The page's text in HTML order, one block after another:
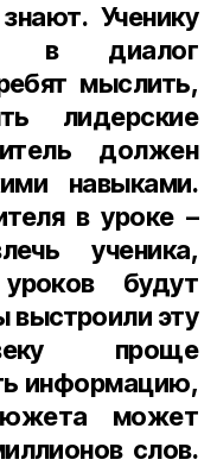
Ученику
в диалог
мыслить,
лидерские
должен
навыками.
в уроке –
ученика,
будут
выстроили эту
проще
информацию,
может
слов.